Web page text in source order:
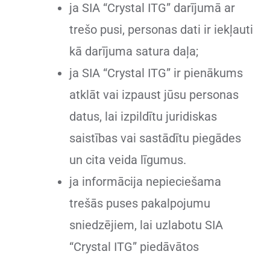
ja SIA “Crystal ITG” darījumā ar
trešo pusi, personas dati ir iekļauti
kā darījuma satura daļa;
ja SIA “Crystal ITG” ir pienākums
atklāt vai izpaust jūsu personas
datus, lai izpildītu juridiskas
saistības vai sastādītu piegādes
un cita veida līgumus.
ja informācija nepieciešama
trešās puses pakalpojumu
sniedzējiem, lai uzlabotu SIA
“Crystal ITG” piedāvātos